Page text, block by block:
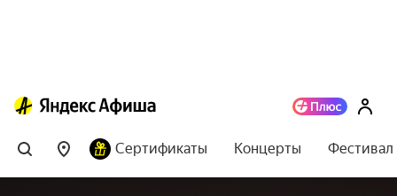
Сертификаты Концерты